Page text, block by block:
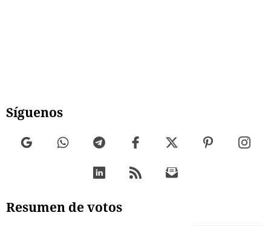
Síguenos
Resumen de votos